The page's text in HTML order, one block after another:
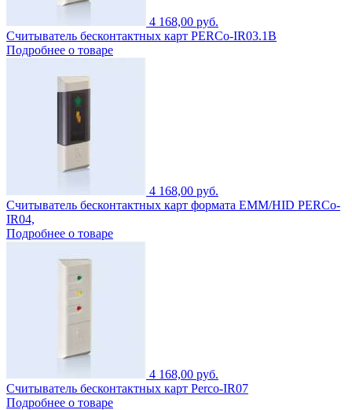
4 168,00 руб.
Считыватель бесконтактных карт PERCo-IR03.1B
Подробнее о товаре
4 168,00 руб.
Считыватель бесконтактных карт формата ЕММ/HID PERCo-
IR04,
Подробнее о товаре
4 168,00 руб.
Считыватель бесконтактных карт Perco-IR07
Подробнее о товаре